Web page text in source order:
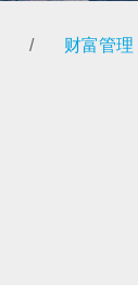
/ 财富管理